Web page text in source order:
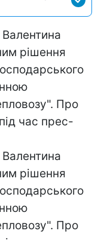
рішення
Про
час прес-
рішення
Про